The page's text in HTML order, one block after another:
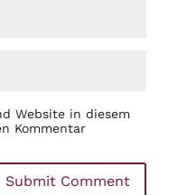
Website in diesem
Kommentar